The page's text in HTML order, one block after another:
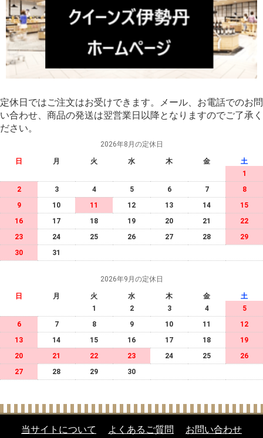
定休日ではご注文はお受けできます。メール、お電話でのお問
い合わせ、商品の発送は翌営業日以降となりますのでご了承く
ださい。
2026年8月の定休日
日 月 火 水 木 金
土
1
2
3 4 5 6 7
8
9
10 11 12 13 14
15
16
17 18 19 20 21
22
23
24 25 26 27 28
29
30
31
2026年9月の定休日
日 月 火 水 木 金
土
1
2 3 4
5
6
7 8 9 10 11
12
13
14 15 16 17 18
19
20
21 22 23 24 25
26
27
28 29 30
当サイトについて よくあるご質問 お問い合わせ